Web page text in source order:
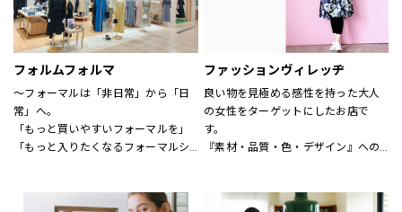
ます。
また、品揃えについても振袖、訪問
着、袋帯　等様々な高級呉服の品々
を驚くほどの超破格にてご奉仕致し
皆さま是非ともお立ち寄り下さい。
店舗スタッフ一同お待ち申し上げて
おります。
一人ひとりに合わせたパンツ探しの
お手伝いや、きれいに見えるはき方
をアドバイスいたします。
どうぞお気軽にお声掛け下さい。
フォルムフォルマ
～フォーマルは「非日常」から「日
常」へ。
「もっと買いやすいフォーマルを」
「もっと入りたくなるフォーマルシ
ファッションヴィレッヂ
良い物を見極める感性を持った大人
の女性をターゲットにしたお店で
す。
『素材・品質・色・デザイン』への